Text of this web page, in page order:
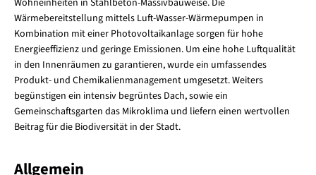
Wärmebereitstellung mittels Luft-Wasser-Wärmepumpen in
Kombination mit einer Photovoltaikanlage sorgen für hohe
Energieeffizienz und geringe Emissionen. Um eine hohe Luftqualität
in den Innenräumen zu garantieren, wurde ein umfassendes
Produkt- und Chemikalienmanagement umgesetzt. Weiters
begünstigen ein intensiv begrüntes Dach, sowie ein
Gemeinschaftsgarten das Mikroklima und liefern einen wertvollen
Beitrag für die Biodiversität in der Stadt.
Allgemein